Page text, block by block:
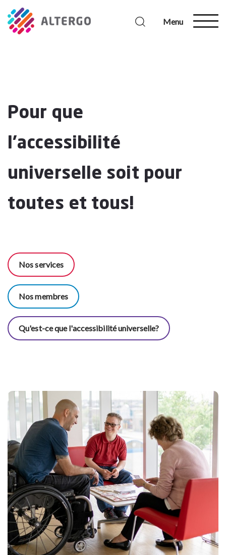
Menu
Pour que
l’accessibilité
universelle soit pour
toutes et tous!
Nos services
Nos membres
Qu'est-ce que l'accessibilité universelle?